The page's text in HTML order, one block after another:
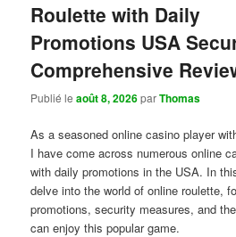
Roulette with Daily
Promotions USA
Comprehensive
Publié leaoût 8, 2026parThomas
As a seasoned online casino player
I have come across numerous online
with daily promotions in the USA. In
delve into the world of online roulette,
promotions, security measures, and
can enjoy this popular game.